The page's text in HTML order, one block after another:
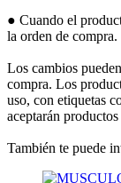
● Cuando el
la orden de compra.
Los cambios
compra. Los
uso, con etiquetas
aceptarán
También te puede